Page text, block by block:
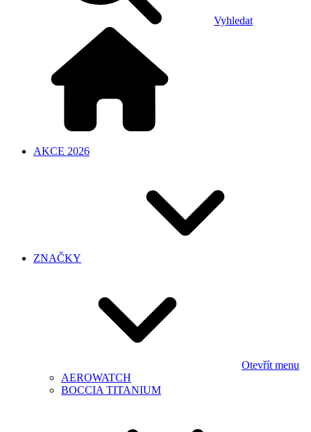
Vyhledat
AKCE 2026
ZNAČKY
Otevřít menu
AEROWATCH
BOCCIA TITANIUM